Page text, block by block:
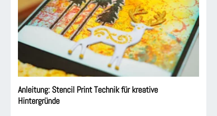
Anleitung: Stencil Print Technik für kreative
Hintergründe